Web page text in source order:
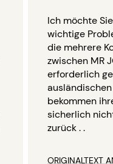
Ich möchte
wichtige
die mehrere
zwischen MR
erforderlich
bekommen
sicherlich
zurück . .
ORIGINALTEXT